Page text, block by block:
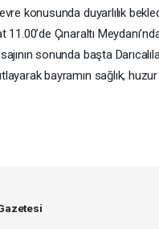
konusunda duyarlılık
Çınaraltı
sonunda başta
bayramın sağlık,